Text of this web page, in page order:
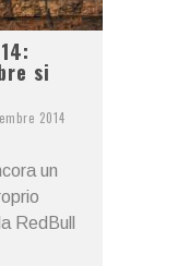
si
2014
un
RedBull